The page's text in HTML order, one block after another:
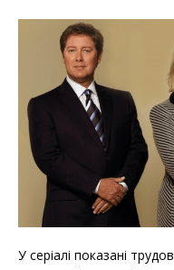
У серіалі показані